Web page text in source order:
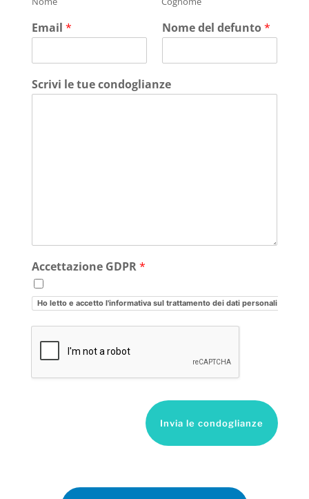
Email * Nome del defunto*
Scrivi le tue condoglianze
Accettazione GDPR*
Ho letto e accetto l'informativa sul trattamento dei dati personali
Invia le condoglianze